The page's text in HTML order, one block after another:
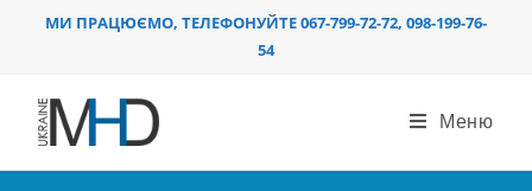
ПерейтиМИ ПРАЦЮЄМО, ТЕЛЕФОНУЙТЕ 067-799-72-72, 098-199-76-
54
Меню